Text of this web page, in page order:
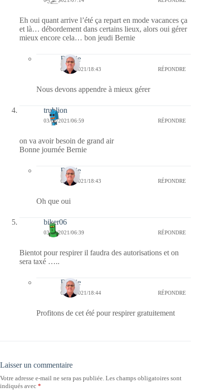
Eh oui quant arrive l’été ça repart en mode vacances ça
et là… débordement dans certains lieux, alors oui gérer
mieux encore cela… bon jeudi Bernie
Bernie
03/06/2021/18:43 RÉPONDRE
Nous devons appendre à mieux gérer
trublion
03/06/2021/06:59 RÉPONDRE
on va avoir besoin de grand air
Bonne journée Bernie
Bernie
03/06/2021/18:43 RÉPONDRE
Oh que oui
biker06
03/06/2021/06:39 RÉPONDRE
Bientot pour respirer il faudra des autorisations et on
sera taxé …..
Bernie
03/06/2021/18:44 RÉPONDRE
Profitons de cet été pour respirer gratuitement
Laisser un commentaire
Votre adresse e-mail ne sera pas publiée. Les champs obligatoires sont
indiqués avec *